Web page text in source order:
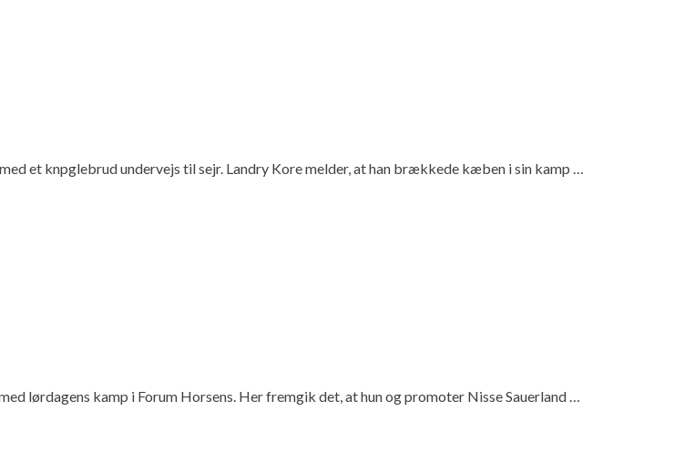
et knpglebrud undervejs til sejr. Landry Kore melder, at han brækkede kæben i sin kamp …
lørdagens kamp i Forum Horsens. Her fremgik det, at hun og promoter Nisse Sauerland …